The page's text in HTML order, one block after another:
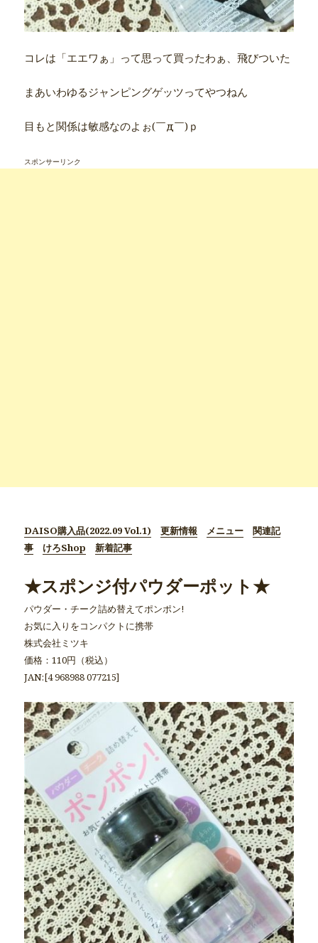
コレは「エエワぁ」って思って買ったわぁ、飛びついた
まあいわゆるジャンピングゲッツってやつねん
目もと関係は敏感なのよぉ(￣д￣)ｐ
スポンサーリンク
DAISO購入品(2022.09 Vol.1) 更新情報 メニュー
関連記
事
けろShop 新着記事
★スポンジ付パウダーポット★
パウダー・チーク詰め替えてポンポン!
お気に入りをコンパクトに携帯
株式会社ミツキ
価格：110円（税込）
JAN:[4 968988 077215]